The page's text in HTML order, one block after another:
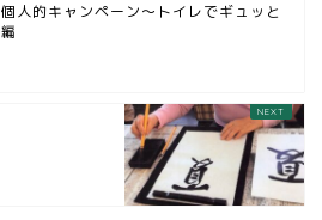
個人的キャンペーン〜トイレでギュッと
編